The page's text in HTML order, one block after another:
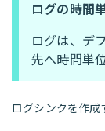
ログの時間
ログは、デ
先へ時間単
ログシンクを作